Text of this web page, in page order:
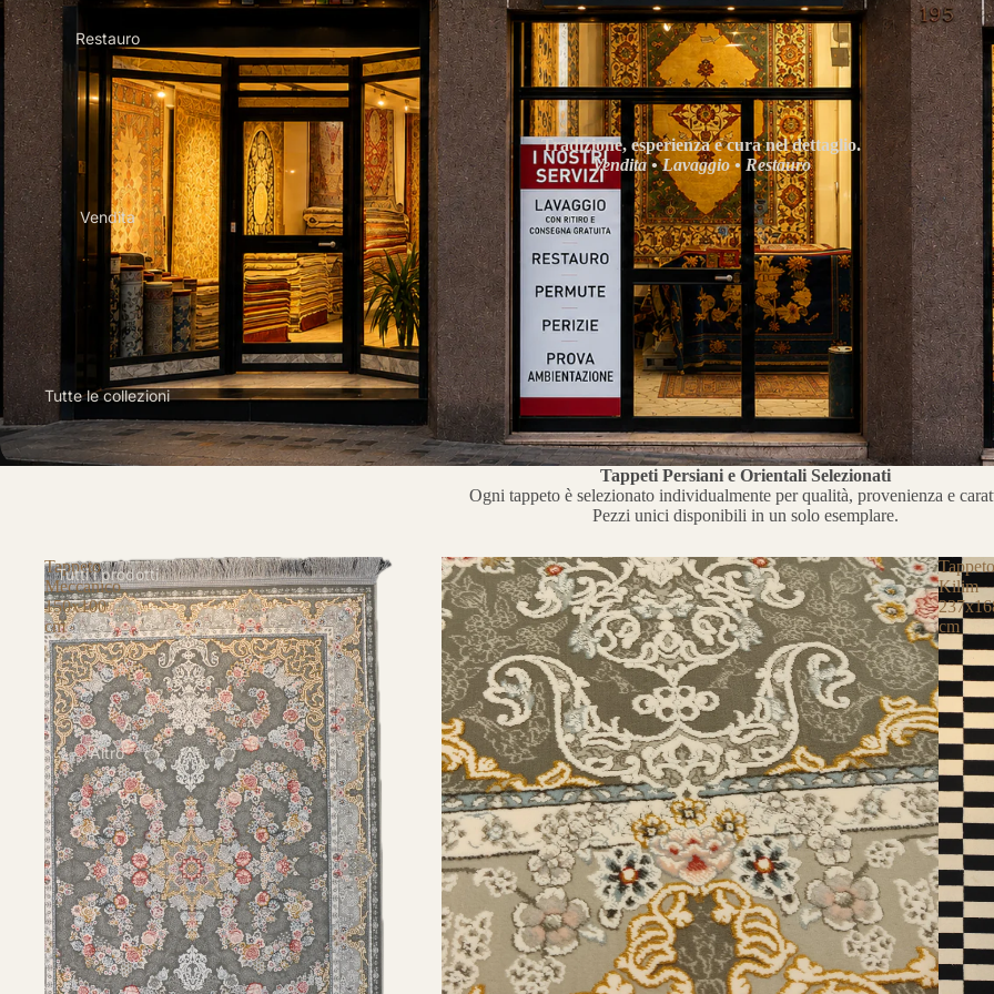
Restauro
Vendita
Tutte le collezioni
Tutti i prodotti
Altro
Tradizione, esperienza e cura nel dettaglio.
Vendita • Lavaggio • Restauro
Tappeti Persiani e Orientali Selezionati
Ogni tappeto è selezionato individualmente per qualità, provenienza e
Pezzi unici disponibili in un solo esemplare.
Tappeto
Meccanico
150x100
cm
Kilim
cm